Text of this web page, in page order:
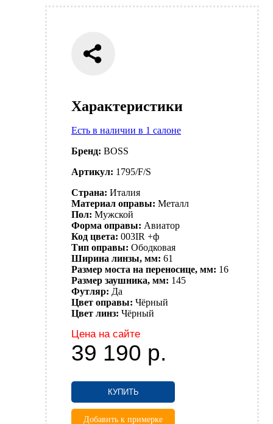
Характеристики
Есть в наличии в 1 салоне
Бренд: BOSS
Артикул: 1795/F/S
Страна: Италия
Материал оправы: Металл
Пол: Мужской
Форма оправы: Авиатор
Код цвета: 003IR +ф
Тип оправы: Ободковая
Ширина линзы, мм: 61
Размер моста на переносице, мм: 16
Размер заушника, мм: 145
Футляр: Да
Цвет оправы: Чёрный
Цвет линз: Чёрный
Цена на сайте
39 190 р.
КУПИТЬ
Добавить к примерке